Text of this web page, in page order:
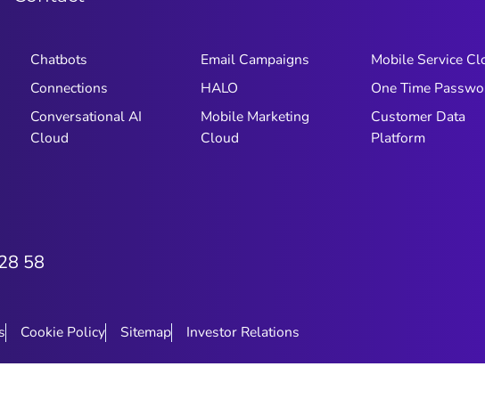
Chatbots
Connections
Conversational AI
Cloud
Email Campaigns
HALO
Mobile Marketing
Cloud
Mobile Service
One Time
Customer Data
Platform
58
Cookie Policy Sitemap Investor Relations